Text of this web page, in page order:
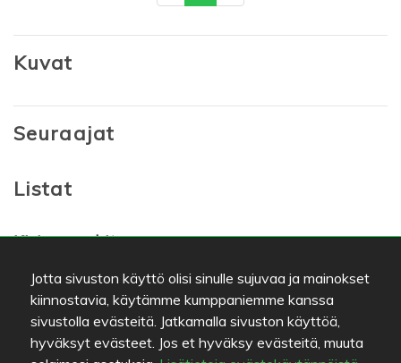
Jotta sivuston käyttö olisi sinulle sujuvaa ja mainokset
kiinnostavia, käytämme kumppaniemme kanssa
sivustolla evästeitä. Jatkamalla sivuston käyttöä,
hyväksyt evästeet. Jos et hyväksy evästeitä, muuta
Kuvat
Seuraajat
Listat
Kirjanmerkit
Suosikit
Pizzeria La Festa
Sauraha